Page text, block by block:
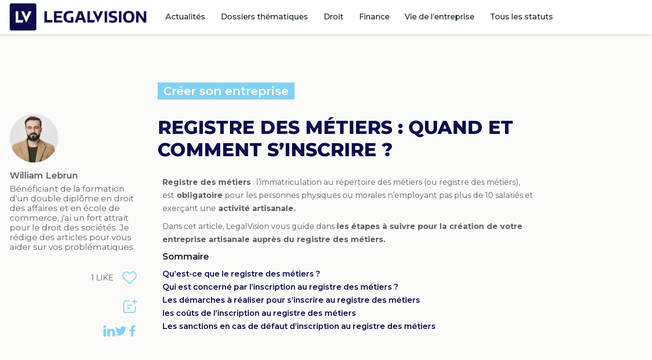
Actualités Dossiers thématiques Droit Finance Vie de l’entreprise Tous les statuts
William Lebrun
Bénéficiant de la formation
d'un double diplôme en droit
des affaires et en école de
commerce, j'ai un fort attrait
pour le droit des sociétés. Je
rédige des articles pour vous
aider sur vos problématiques.
1 LIKE
Créer son entreprise
REGISTRE DES MÉTIERS : QUAND ET
COMMENT S’INSCRIRE ?
Registre des métiers : l’immatriculation au répertoire des métiers (ou registre des métiers),
est obligatoire pour les personnes physiques ou morales n’employant pas plus de 10 salariés et
exerçant une activité artisanale.
Dans cet article, LegalVision vous guide dans les étapes à suivre pour la création de votre
entreprise artisanale auprès du registre des métiers.
Sommaire
Qu’est-ce que le registre des métiers ?
Qui est concerné par l’inscription au registre des métiers ?
Les démarches à réaliser pour s’inscrire au registre des métiers
les coûts de l’inscription au registre des métiers
Les sanctions en cas de défaut d’inscription au registre des métiers